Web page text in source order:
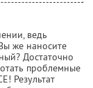
ведь
же наносите
Достаточно
проблемные
Результат